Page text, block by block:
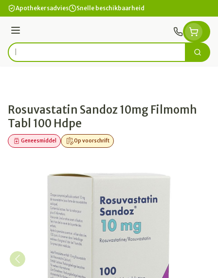
Ga naar de inhoud
Apothekersadvies Snelle beschikbaarheid
Menu
Product, merk, categorie... Zoek
Rosuvastatin Sandoz 10mg Filmomh
Tabl 100 Hdpe
Op voorschrift
Geneesmiddel